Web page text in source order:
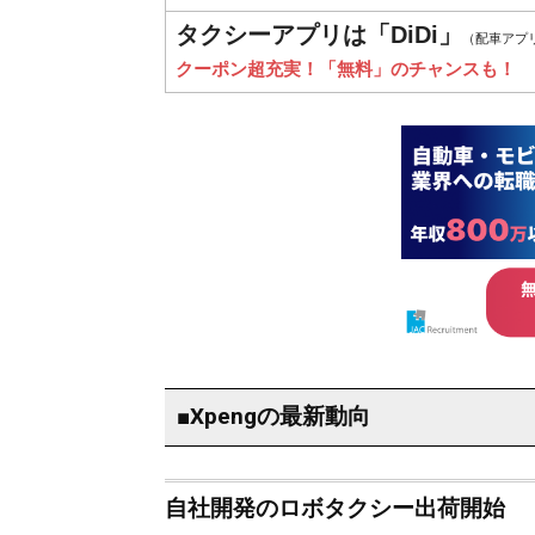
タクシーアプリは「DiDi」 （配車アプ
クーポン超充実！「無料」のチャンスも！
■Xpengの最新動向
自社開発のロボタクシー出荷開始